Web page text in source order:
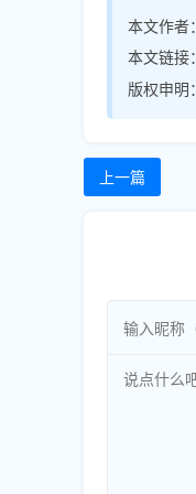
本文作者：
本文链接：
版权申明：
上一篇